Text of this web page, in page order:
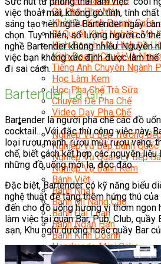
Cà Phê Pha Máy
Khởi Sự Kinh Doanh Cafe
Bí Quyết Khởi Nghiệp Mô
Kinh Doanh Mô Hình Đồ
Kinh Doanh Chuỗi Và
Tiếng Anh Chuyên Ngành
Học Làm Kem
Học Pha Chế Trà Sữa
Chuyên Đề Pha Chế
Video Dạy Pha Chế
Làm Bánh
Nghiệp Vụ Bếp Trưởng
Nghiệp Vụ Bếp Bánh Quốc
Nghiệp Vụ Quản Lý Bếp
Nghiệp Vụ Bánh Kem
Bánh Việt
Bánh Nhật
Bánh Mì Nâng Cao
Bánh Đài Loan
Bánh Ngắn Hạn
Bánh Kinh Doanh
Handmade Mini Cake
Master Class
việc thoải mái, không gò tính, tính
sáng tạo nên nghề Bartender ngày
chọn. Tuy nhiên, số lượng người có
nghề Bartender không nhiều. Nguyên
việc bạn không xác định được làm
đi sai cách.
Bartender Là Gì?
Bartender là người pha chế các đồ
cocktail… Với đặc thù công việc này,
loại rượu mạnh, rượu mùi, rượu vang,
chế, biết cách kết hợp các nguyên
những đồ uống mới lạ, độc đáo.
Đặc biệt, Bartender có kỹ năng biểu
nghệ thuật để tăng thêm hứng thú
đến cho đồ uống hương vị thơm ngon
làm việc tại quán Bar, Pub, Club, quầy
sạn, Khu nghỉ dưỡng hoặc quầy Bar